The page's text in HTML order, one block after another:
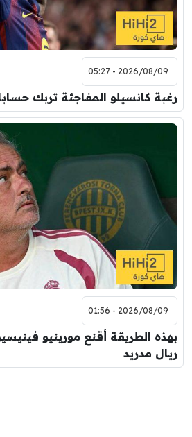
2026/08/09 - 05:27
رغبة كانسيلو المفاجئة تربك
2026/08/09 - 01:56
بهذه الطريقة أقنع مورينيو
ريال مدريد